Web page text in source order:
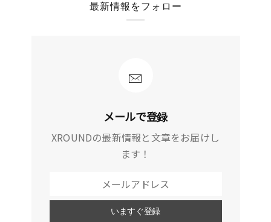
最新情報をフォロー
メールで登録
XROUNDの最新情報と文章をお届けし
ます！